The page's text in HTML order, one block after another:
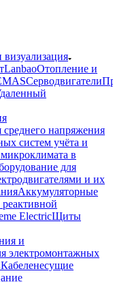
LanbaoОтопление и
Cерводвигатели
среднего напряжения
систем учёта и
в
для
и их
Аккумуляторные
ElectricЩиты
и
электромонтажных
Кабеленесущие